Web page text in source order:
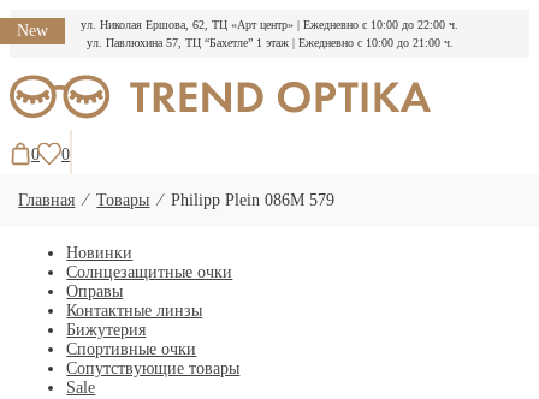
ул. Николая Ершова, 62, ТЦ «Арт центр» | Ежедневно с 10:00 до 22:00 ч.
ул. Павлюхина 57, ТЦ “Бахетле” 1 этаж | Ежедневно с 10:00 до 21:00 ч.
к
содержимому
0 0
Главная ⁄Товары ⁄Philipp Plein 086M 579
Новинки
Солнцезащитные очки
Оправы
Контактные линзы
Бижутерия
Спортивные очки
Сопутствующие товары
Sale
New